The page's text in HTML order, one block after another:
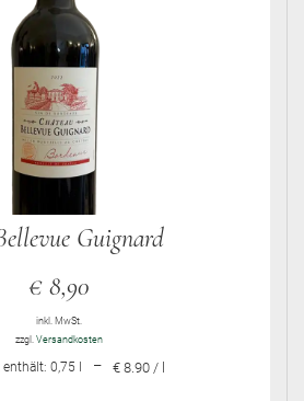
Guignard
€ 8,90
inkl. MwSt.
zzgl. Versandkosten
enthält: 0,75 l – € 8.90 / l